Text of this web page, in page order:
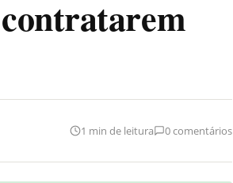
1 min de leitura 0 comentários